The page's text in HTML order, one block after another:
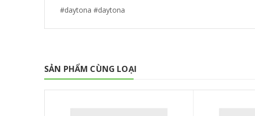
#daytona #daytona
SẢN PHẨM CÙNG LOẠI